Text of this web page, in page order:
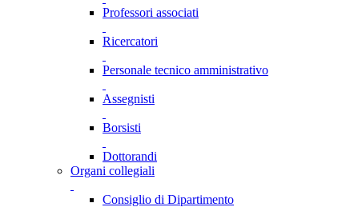
Professori associati
Ricercatori
Personale tecnico amministrativo
Assegnisti
Borsisti
Dottorandi
Organi collegiali
Consiglio di Dipartimento